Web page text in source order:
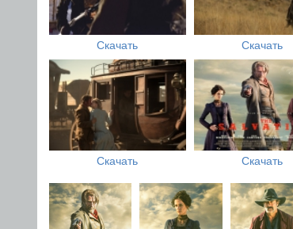
Скачать Скачать
Скачать Скачать